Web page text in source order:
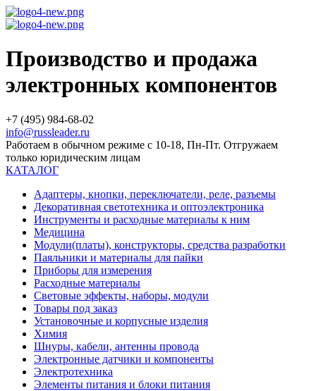
Производство и продажа
электронных компонентов
+7 (495) 984-68-02
info@russleader.ru
Работаем в обычном режиме с 10-18, Пн-Пт. Отгружаем
только юридическим лицам
КАТАЛОГ
Адаптеры, кнопки, переключатели, реле, разъемы
Декоративная светотехника и оптоэлектроника
Инструменты и расходные материалы к ним
Медицина
Модули(платы), конструкторы, средства разработки
Паяльники и материалы для пайки
Приборы для измерения
Расходные материалы
Световые эффекты, наборы, модули
Товары под заказ
Установочные и корпусные изделия
Химия
Шнуры, кабели, антенны провода
Электронные датчики и компоненты
Электротехника
Элементы питания и блоки питания